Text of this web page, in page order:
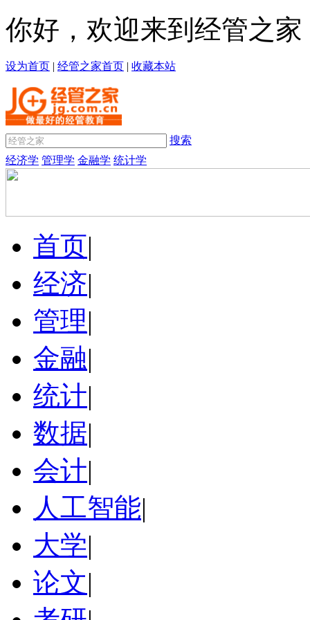
你好，欢迎来到经管之家
设为首页 | 经管之家首页 | 收藏本站
搜索
经济学 管理学 金融学 统计学
首页|
经济|
管理|
金融|
统计|
数据|
会计|
人工智能|
大学|
论文|